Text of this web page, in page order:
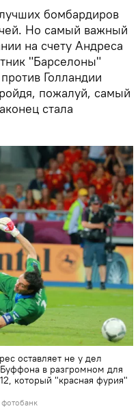
бомбардиров
Но самый важный
на счету Андреса
"Барселоны"
Голландии
пожалуй, самый
стала
оставляет не у дел
в разгромном для
который "красная фурия"